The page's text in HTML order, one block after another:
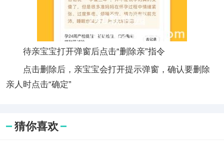
待亲宝宝打开弹窗后点击“删除亲”指令
点击删除后，亲宝宝会打开提示弹窗，确认要删除
亲人时点击“确定”
猜你喜欢